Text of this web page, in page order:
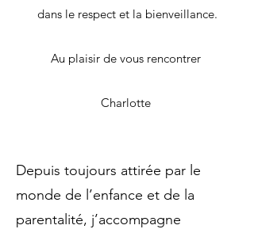
dans le respect et la bienveillance.​
Au plaisir de vous rencontrer
Charlotte
Depuis toujours attirée par le
monde de l’enfance et de la
parentalité, j’accompagne